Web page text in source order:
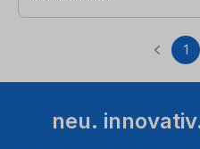
1
neu.